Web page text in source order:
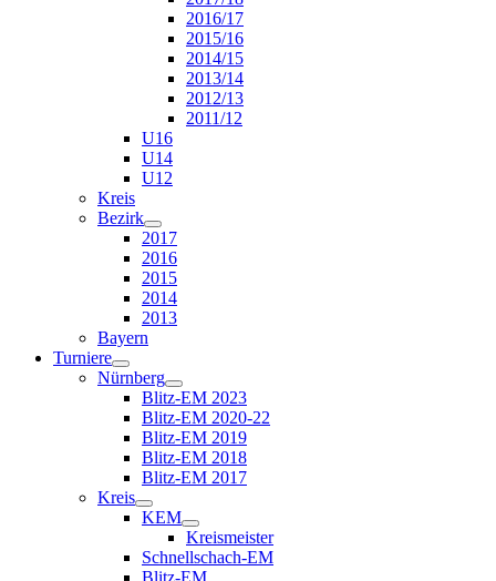
2016/17
2015/16
2014/15
2013/14
2012/13
2011/12
U16
U14
U12
Kreis
Bezirk
2017
2016
2015
2014
2013
Bayern
Turniere
Nürnberg
Blitz-EM 2023
Blitz-EM 2020-22
Blitz-EM 2019
Blitz-EM 2018
Blitz-EM 2017
Kreis
KEM
Kreismeister
Schnellschach-EM
Blitz-EM